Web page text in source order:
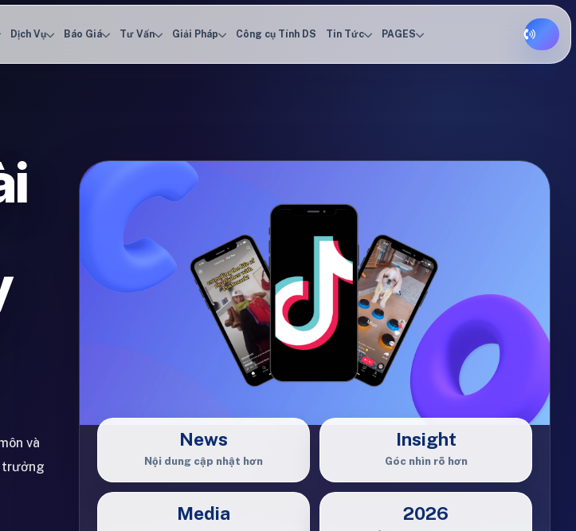
Dịch Vụ Báo Giá Tư Vấn Giải Pháp Công cụ Tính DS Tin Tức PAGES
và
trưởng
News
Nội dung cập nhật hơn
Insight
Góc nhìn rõ hơn
Media 2026